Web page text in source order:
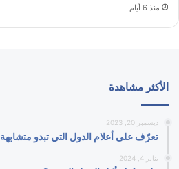
منذ 6 أيام
الأكثر مشاهدة
ديسمبر 20, 2023
تعرّف على أعلام الدول التي تبدو متشابهة
يناير 4, 2024